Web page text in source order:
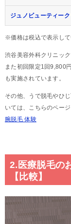
ジュノビューティー
※価格は税込で表示して
渋谷美容外科クリニッ
また初回限定1回9,800
も実施されています。
その他、うで脱毛やひ
いては、こちらのページ
腕脱毛 体験
2.医療脱毛の
【比較】